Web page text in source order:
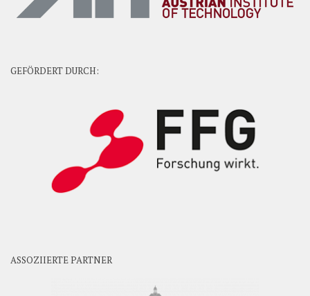
GEFÖRDERT DURCH:
ASSOZIIERTE PARTNER